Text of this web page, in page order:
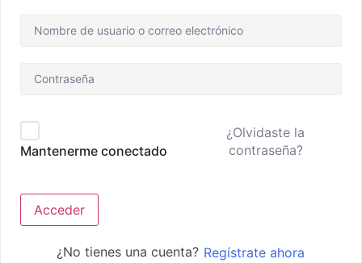
Mantenerme conectado
¿Olvidaste la
contraseña?
Acceder
¿No tienes una cuenta? Regístrate ahora